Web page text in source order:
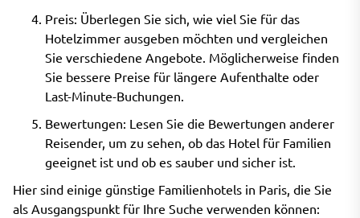
Preis: Überlegen Sie sich, wie viel Sie für das
Hotelzimmer ausgeben möchten und vergleichen
Sie verschiedene Angebote. Möglicherweise finden
Sie bessere Preise für längere Aufenthalte oder
Last-Minute-Buchungen.
Bewertungen: Lesen Sie die Bewertungen anderer
Reisender, um zu sehen, ob das Hotel für Familien
geeignet ist und ob es sauber und sicher ist.
Hier sind einige günstige Familienhotels in Paris, die Sie
als Ausgangspunkt für Ihre Suche verwenden können: